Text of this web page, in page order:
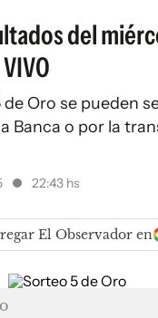
del
Oro se pueden
Banca o por la
22:43 hs
El Observador en